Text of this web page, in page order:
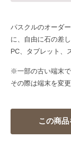
パスクルのオーダ
に、自由に石の差
PC、タブレット、
※一部の古い端末で
その際は端末を変